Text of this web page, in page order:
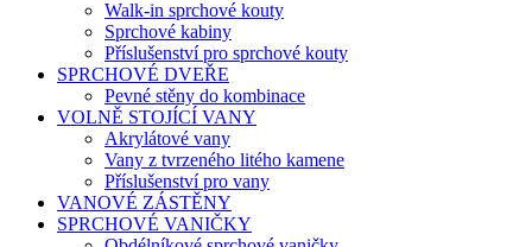
Walk-in sprchové kouty
Sprchové kabiny
Příslušenství pro sprchové kouty
SPRCHOVÉ DVEŘE
Pevné stěny do kombinace
VOLNĚ STOJÍCÍ VANY
Akrylátové vany
Vany z tvrzeného litého kamene
Příslušenství pro vany
VANOVÉ ZÁSTĚNY
SPRCHOVÉ VANIČKY